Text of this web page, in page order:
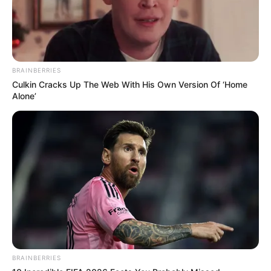
News
ΤΑ ΠΙΟ ΔΗΜΟΦΙΛΗ
BRAINBERRIES
Culkin Cracks Up The Web With His Own Version Of ‘Home
Alone’
BRAINBERRIES